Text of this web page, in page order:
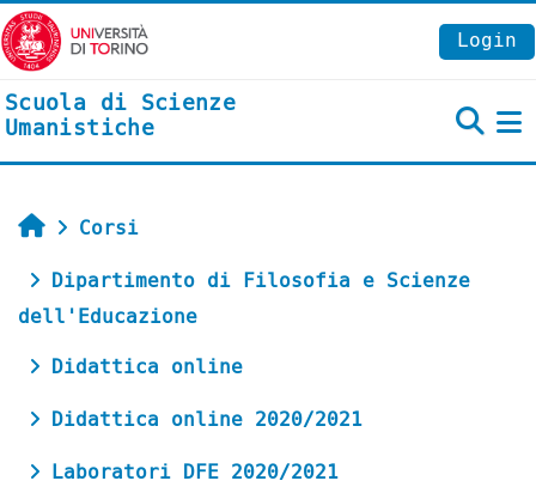
Vai al contenuto principale
Login
Scuola di Scienze
Umanistiche
Home
Corsi
Dipartimento di Filosofia e Scienze
dell'Educazione
Didattica online
Didattica online 2020/2021
Laboratori DFE 2020/2021